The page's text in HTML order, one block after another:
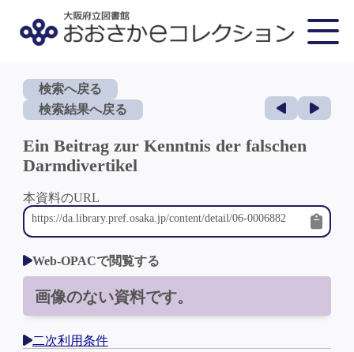
検索へ戻る
検索結果へ戻る
Ein Beitrag zur Kenntnis der falschen
Darmdivertikel
本資料のURL
Web-OPACで閲覧する
画像のない資料です。
二次利用条件